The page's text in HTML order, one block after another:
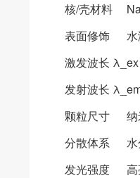
核/壳材料
表面修饰
激发波长
发射波长
颗粒尺寸
分散体系
发光强度 高